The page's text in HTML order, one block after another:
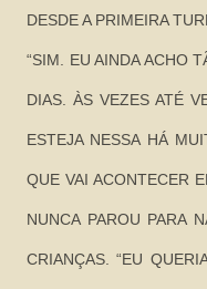
DESDE A PRIMEIRA
“SIM. EU AINDA ACHO
DIAS. ÀS VEZES ATÉ
ESTEJA NESSA HÁ
QUE VAI ACONTECER
NUNCA PAROU PARA
CRIANÇAS. “EU